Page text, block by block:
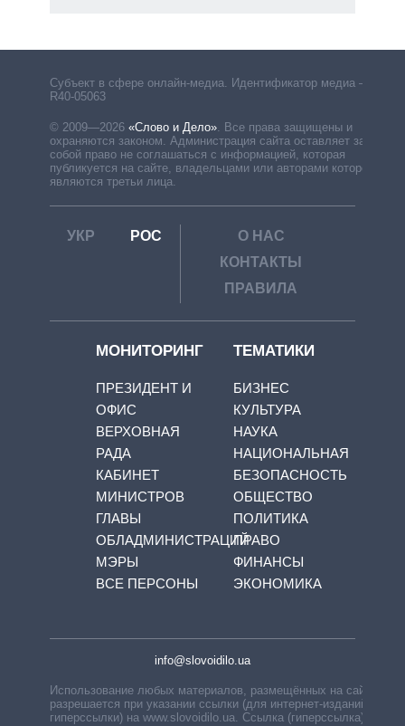
Субъект в сфере онлайн-медиа. Идентификатор медиа –
R40-05063
© 2009—2026 «Слово и Дело». Все права защищены и
охраняются законом. Администрация сайта оставляет за
собой право не соглашаться с информацией, которая
публикуется на сайте, владельцами или авторами которой
являются третьи лица.
УКР РОС
О НАС
КОНТАКТЫ
ПРАВИЛА
МОНИТОРИНГ
ПРЕЗИДЕНТ И
ОФИС
ВЕРХОВНАЯ
РАДА
КАБИНЕТ
МИНИСТРОВ
ГЛАВЫ
ОБЛАДМИНИСТРАЦИЙ
МЭРЫ
ВСЕ ПЕРСОНЫ
ТЕМАТИКИ
БИЗНЕС
КУЛЬТУРА
НАУКА
НАЦИОНАЛЬНАЯ
БЕЗОПАСНОСТЬ
ОБЩЕСТВО
ПОЛИТИКА
ПРАВО
ФИНАНСЫ
ЭКОНОМИКА
info@slovoidilo.ua
Использование любых материалов, размещённых на сайте,
разрешается при указании ссылки (для интернет-изданий —
гиперссылки) на www.slovoidilo.ua. Ссылка (гиперссылка)